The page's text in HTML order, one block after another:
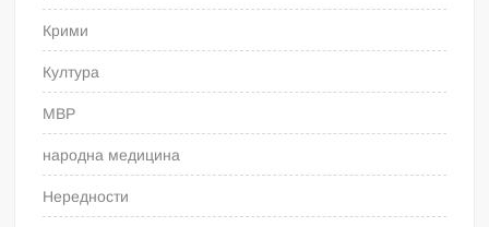
Крими
Култура
МВР
народна медицина
Нередности